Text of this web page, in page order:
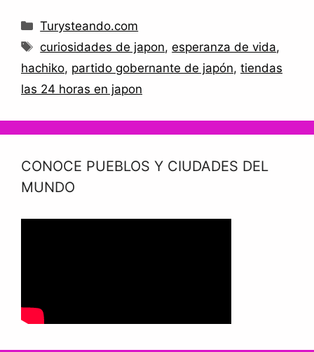
Categorías
Turysteando.com
Etiquetas
curiosidades de japon,esperanza de vida,
hachiko, partido gobernante de japón, tiendas
las 24 horas en japon
CONOCE PUEBLOS Y CIUDADES DEL
MUNDO